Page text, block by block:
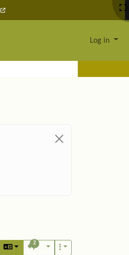
Log in
2